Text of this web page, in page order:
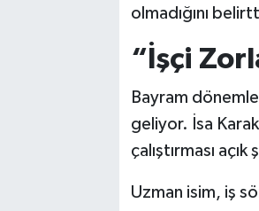
olmadığını
“İşçi
Bayram
geliyor. İsa
çalıştırması
Uzman isim, iş